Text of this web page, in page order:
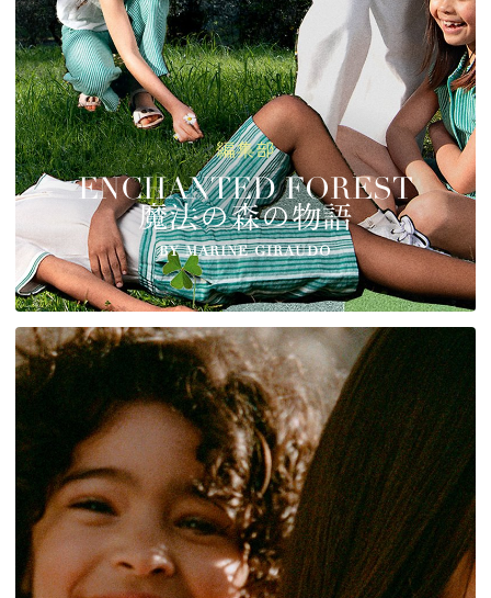
編集部
ENCHANTED FOREST
魔法の森の物語
BY MARINE GIRAUDO